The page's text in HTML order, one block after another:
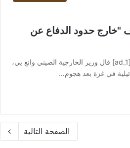
"خارج حدود الدفاع عن
من صحيفة اشراق العالم 24:[ad_1] قال وزير الخارجية الصيني وانغ يي،
في غزة بعد هجوم…
الصفحة التالية